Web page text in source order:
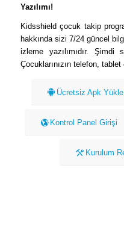
Yazılımı!
Kidsshield çocuk takip
hakkında sizi 7/24 güncel
izleme yazılımıdır. Şimdi
Çocuklarınızın telefon,
Ücretsiz Apk Yükle
Kontrol Panel Girişi
Kurulum